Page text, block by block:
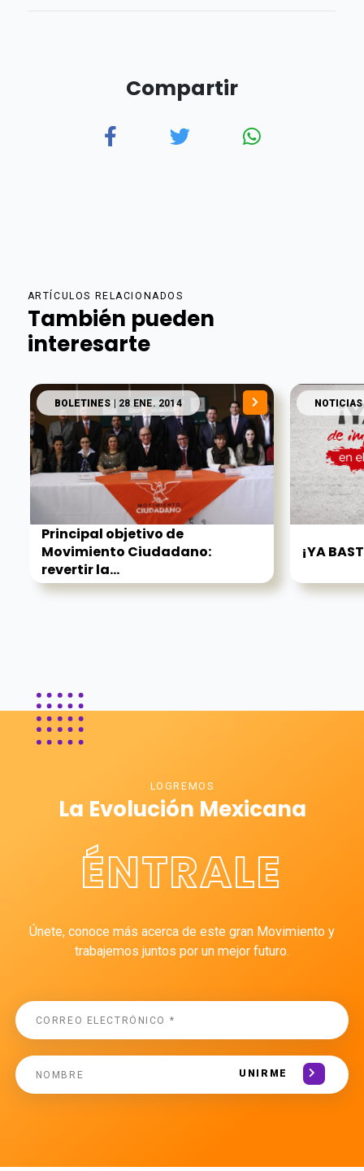
Compartir
ARTÍCULOS RELACIONADOS
También pueden
interesarte
BOLETINES | 28 ENE. 2014
Principal objetivo de
Movimiento Ciudadano:
revertir la...
NOTICIAS
¡YA
LOGREMOS
La Evolución Mexicana
ÉNTRALE
Únete, conoce más acerca de este gran Movimiento y
trabajemos juntos por un mejor futuro.
UNIRME